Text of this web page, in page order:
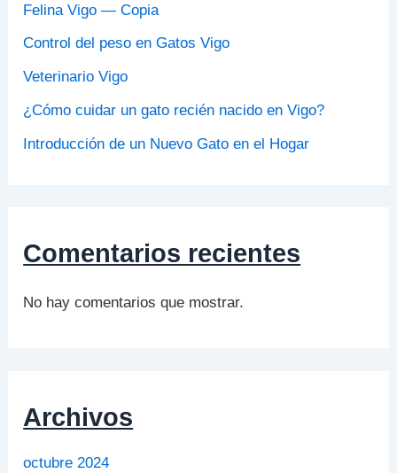
Felina Vigo — Copia
Control del peso en Gatos Vigo
Veterinario Vigo
¿Cómo cuidar un gato recién nacido en Vigo?
Introducción de un Nuevo Gato en el Hogar
Comentarios recientes
No hay comentarios que mostrar.
Archivos
octubre 2024